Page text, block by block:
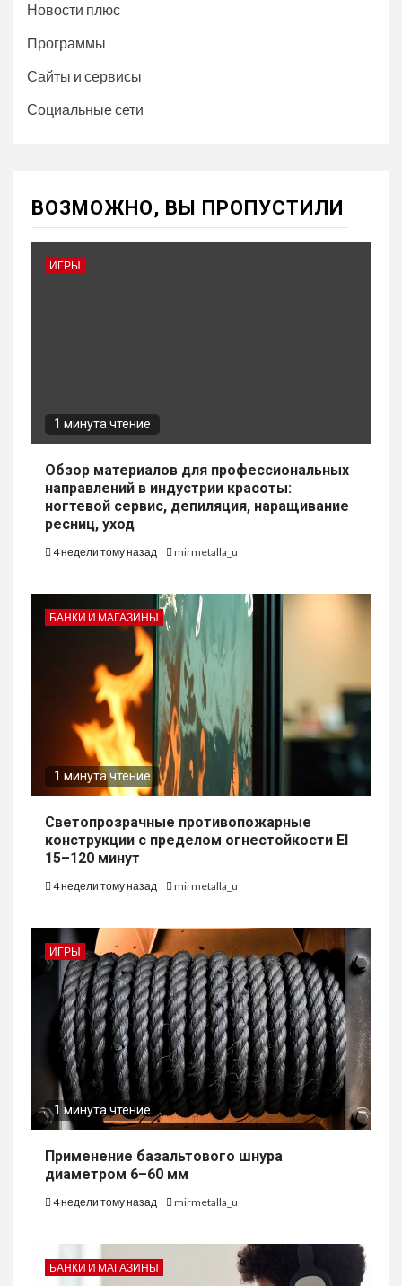
Новости плюс
Программы
Сайты и сервисы
Социальные сети
ВОЗМОЖНО, ВЫ ПРОПУСТИЛИ
ИГРЫ
1 минута чтение
Обзор материалов для профессиональных
направлений в индустрии красоты:
ногтевой сервис, депиляция, наращивание
ресниц, уход
4 недели тому назад mirmetalla_u
БАНКИ И МАГАЗИНЫ
1 минута чтение
Светопрозрачные противопожарные
конструкции с пределом огнестойкости EI
15–120 минут
4 недели тому назад mirmetalla_u
ИГРЫ
1 минута чтение
Применение базальтового шнура
диаметром 6–60 мм
4 недели тому назад mirmetalla_u
БАНКИ И МАГАЗИНЫ